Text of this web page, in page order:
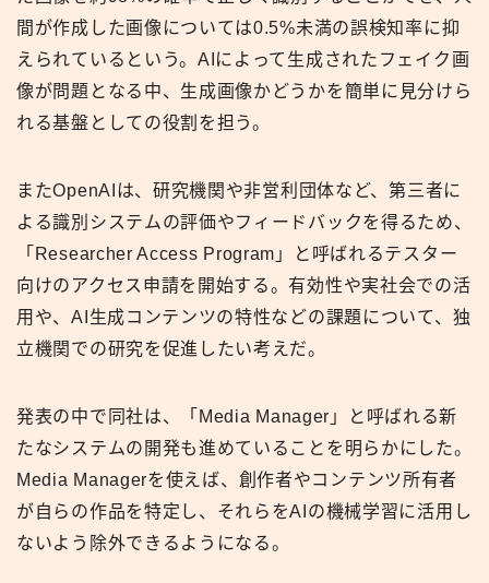
間が作成した画像については0.5%未満の誤検知率に抑
えられているという。AIによって生成されたフェイク画
像が問題となる中、生成画像かどうかを簡単に見分けら
れる基盤としての役割を担う。
またOpenAIは、研究機関や非営利団体など、第三者に
よる識別システムの評価やフィードバックを得るため、
「Researcher Access Program」と呼ばれるテスター
向けのアクセス申請を開始する。有効性や実社会での活
用や、AI生成コンテンツの特性などの課題について、独
立機関での研究を促進したい考えだ。
発表の中で同社は、「Media Manager」と呼ばれる新
たなシステムの開発も進めていることを明らかにした。
Media Managerを使えば、創作者やコンテンツ所有者
が自らの作品を特定し、それらをAIの機械学習に活用し
ないよう除外できるようになる。